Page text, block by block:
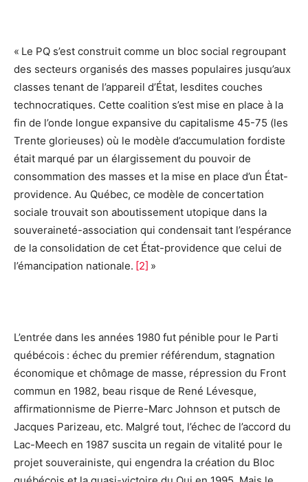
« Le PQ s’est construit comme un bloc social regroupant
des secteurs organisés des masses populaires jusqu’aux
classes tenant de l’appareil d’État, lesdites couches
technocratiques. Cette coalition s’est mise en place à la
fin de l’onde longue expansive du capitalisme 45-75 (les
Trente glorieuses) où le modèle d’accumulation fordiste
était marqué par un élargissement du pouvoir de
consommation des masses et la mise en place d’un État-
providence. Au Québec, ce modèle de concertation
sociale trouvait son aboutissement utopique dans la
souveraineté-association qui condensait tant l’espérance
de la consolidation de cet État-providence que celui de
l’émancipation nationale. [2] »
L’entrée dans les années 1980 fut pénible pour le Parti
québécois : échec du premier référendum, stagnation
économique et chômage de masse, répression du Front
commun en 1982, beau risque de René Lévesque,
affirmationnisme de Pierre-Marc Johnson et putsch de
Jacques Parizeau, etc. Malgré tout, l’échec de l’accord du
Lac-Meech en 1987 suscita un regain de vitalité pour le
projet souverainiste, qui engendra la création du Bloc